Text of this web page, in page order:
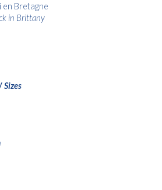
en Bretagne
in Brittany
Sizes